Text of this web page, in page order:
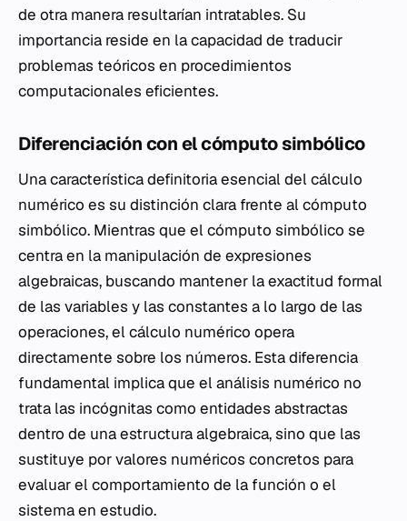
de otra manera resultarían intratables. Su
importancia reside en la capacidad de traducir
problemas teóricos en procedimientos
computacionales eficientes.
Diferenciación con el cómputo simbólico
Una característica definitoria esencial del cálculo
numérico es su distinción clara frente al cómputo
simbólico. Mientras que el cómputo simbólico se
centra en la manipulación de expresiones
algebraicas, buscando mantener la exactitud formal
de las variables y las constantes a lo largo de las
operaciones, el cálculo numérico opera
directamente sobre los números. Esta diferencia
fundamental implica que el análisis numérico no
trata las incógnitas como entidades abstractas
dentro de una estructura algebraica, sino que las
sustituye por valores numéricos concretos para
evaluar el comportamiento de la función o el
sistema en estudio.